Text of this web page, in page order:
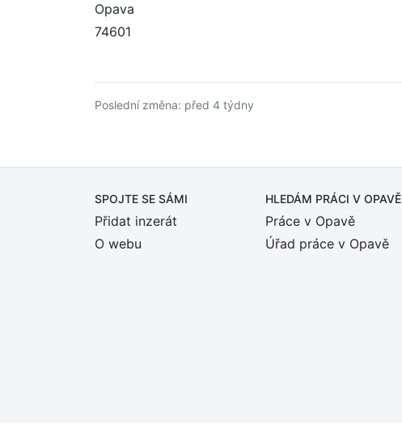
Opava
74601
Poslední změna: před 4 týdny
SPOJTE SE SÁMI
Přidat inzerát
O webu
HLEDÁM PRÁCI V OPAVĚ
Práce v Opavě
Úřad práce v Opavě